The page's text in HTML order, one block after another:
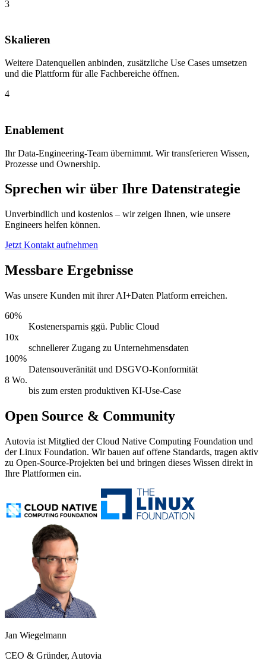
3
Skalieren
Weitere Datenquellen anbinden, zusätzliche Use Cases umsetzen
und die Plattform für alle Fachbereiche öffnen.
4
Enablement
Ihr Data-Engineering-Team übernimmt. Wir transferieren Wissen,
Prozesse und Ownership.
Sprechen wir über Ihre Datenstrategie
Unverbindlich und kostenlos – wir zeigen Ihnen, wie unsere
Engineers helfen können.
Jetzt Kontakt aufnehmen
Messbare Ergebnisse
Was unsere Kunden mit ihrer AI+Daten Platform erreichen.
60%
Kostenersparnis ggü. Public Cloud
10x
schnellerer Zugang zu Unternehmensdaten
100%
Datensouveränität und DSGVO-Konformität
8 Wo.
bis zum ersten produktiven KI-Use-Case
Open Source & Community
Autovia ist Mitglied der Cloud Native Computing Foundation und
der Linux Foundation. Wir bauen auf offene Standards, tragen aktiv
zu Open-Source-Projekten bei und bringen dieses Wissen direkt in
Ihre Plattformen ein.
Jan Wiegelmann
CEO & Gründer, Autovia